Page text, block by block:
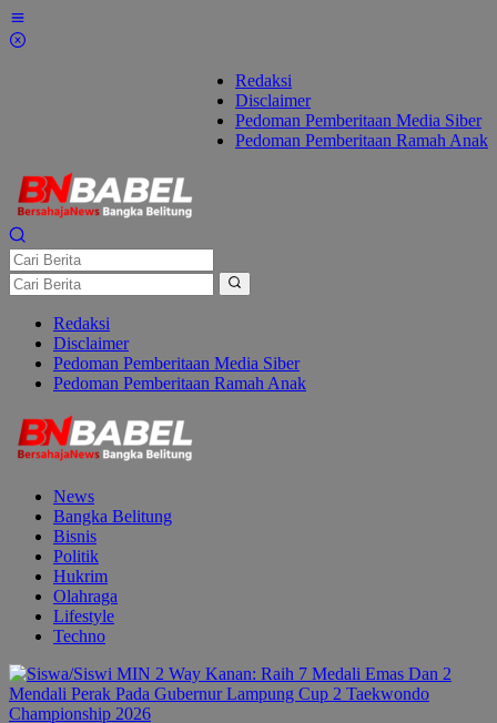
Lewati
ke
Redaksi
Disclaimer
Pedoman Pemberitaan Media Siber
Pedoman Pemberitaan Ramah Anak
Redaksi
Disclaimer
Pedoman Pemberitaan Media Siber
Pedoman Pemberitaan Ramah Anak
News
Bangka Belitung
Bisnis
Politik
Hukrim
Olahraga
Lifestyle
Techno